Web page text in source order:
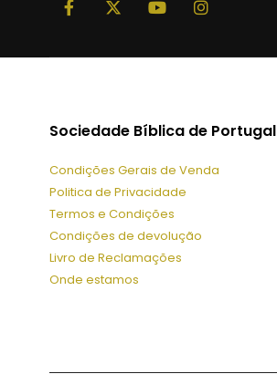
Sociedade Bíblica de Portugal
Condições Gerais de Venda
Politica de Privacidade
Termos e Condições
Condições de devolução
Livro de Reclamações
Onde estamos